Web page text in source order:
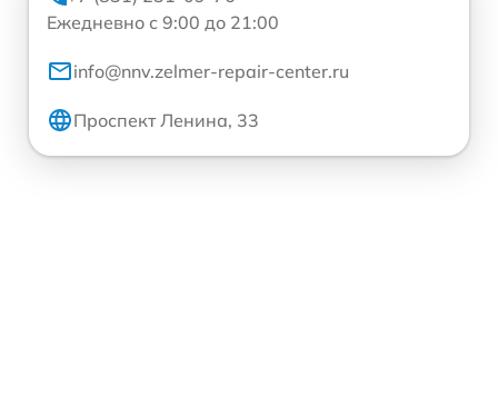
Ежедневно с 9:00 до 21:00
info@nnv.zelmer-repair-center.ru
Проспект Ленина, 33